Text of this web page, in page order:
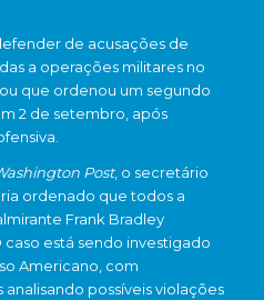
de acusações de
a operações militares no
que ordenou um segundo
2 de setembro, após
Post, o secretário
ordenado que todos a
Frank Bradley
está sendo investigado
Americano, com
possíveis violações